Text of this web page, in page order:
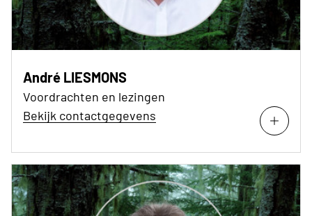
André LIESMONS
Voordrachten en lezingen
Bekijk contactgegevens